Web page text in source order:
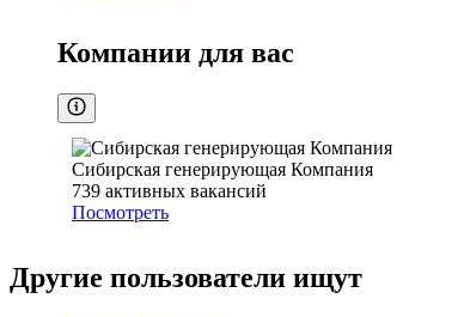
Компании для вас
Сибирская генерирующая Компания
739 активных вакансий
Посмотреть
Другие пользователи ищут